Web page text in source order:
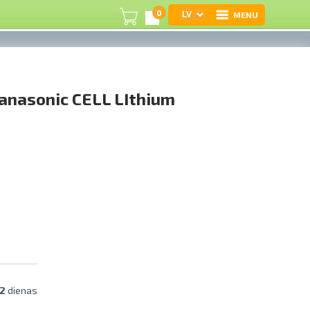
0 MENU
CELL LIthium
2 dienas